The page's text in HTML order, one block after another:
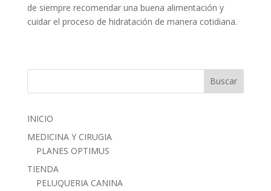
de siempre recomendar una buena alimentación y
cuidar el proceso de hidratación de manera cotidiana.
INICIO
MEDICINA Y CIRUGIA
PLANES OPTIMUS
TIENDA
PELUQUERIA CANINA